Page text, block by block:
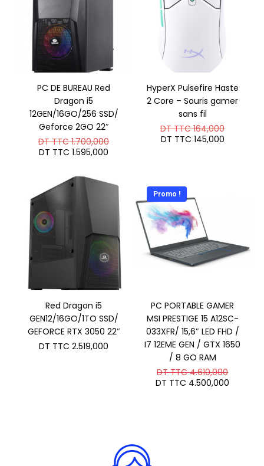
PC DE BUREAU Red
Dragon i5
12GEN/16GO/256 SSD/
Geforce 2GO 22″
DT TTC1.700,000Le
TTC 1.700,000.
DT TTC 1.595,000
est :
DT
TTC 1.595,000.
HyperX Pulsefire Haste
2 Core – Souris gamer
sans fil
DT TTC164,000Le
DT TTC 145,000Le
Red Dragon i5
GEN12/16GO/1TO SSD/
GEFORCE RTX 3050 22″
DT TTC 2.519,000
Promo !
PC PORTABLE GAMER
MSI PRESTIGE 15 A12SC-
033XFR/ 15,6″ LED FHD /
I7 12EME GEN / GTX 1650
/ 8 GO RAM
DT TTC4.610,000Le
prix
initial
DT TTC 4.500,000